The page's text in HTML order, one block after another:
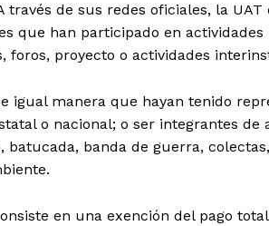
de sus redes oficiales, la UAT
que han participado en
foros, proyecto o actividades
manera que hayan tenido
o nacional; o ser integrantes
batucada, banda de guerra,
en una exención del